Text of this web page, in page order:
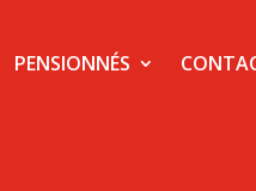
PENSIONNÉS